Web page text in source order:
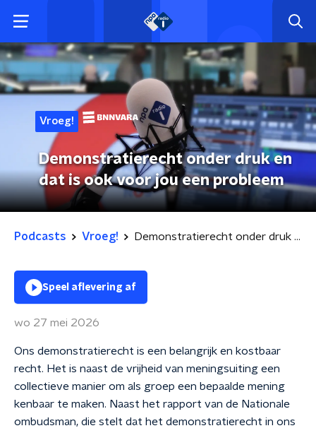
Vroeg!
Demonstratierecht onder druk en
dat is ook voor jou een probleem
Podcasts Vroeg! Demonstratierecht onder druk en dat is ook voor jou een probleem
Speel aflevering af
wo 27 mei 2026
Ons demonstratierecht is een belangrijk en kostbaar
recht. Het is naast de vrijheid van meningsuiting een
collectieve manier om als groep een bepaalde mening
kenbaar te maken. Naast het rapport van de Nationale
ombudsman, die stelt dat het demonstratierecht in ons